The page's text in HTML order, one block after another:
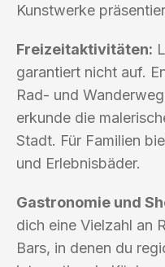
Kunstwerke
Freizeitaktivitäten:
garantiert nicht auf.
Rad- und
erkunde die
Stadt. Für Familien
und Erlebnisbäder.
Gastronomie und
dich eine Vielzahl an
Bars, in denen du